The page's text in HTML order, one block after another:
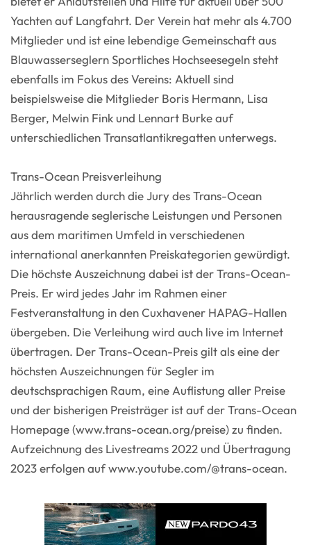
Yachten auf Langfahrt. Der Verein hat mehr als 4.700
Mitglieder und ist eine lebendige Gemeinschaft aus
Blauwasserseglern Sportliches Hochseesegeln steht
ebenfalls im Fokus des Vereins: Aktuell sind
beispielsweise die Mitglieder Boris Hermann, Lisa
Berger, Melwin Fink und Lennart Burke auf
unterschiedlichen Transatlantikregatten unterwegs.
Trans-Ocean Preisverleihung
Jährlich werden durch die Jury des Trans-Ocean
herausragende seglerische Leistungen und Personen
aus dem maritimen Umfeld in verschiedenen
international anerkannten Preiskategorien gewürdigt.
Die höchste Auszeichnung dabei ist der Trans-Ocean-
Preis. Er wird jedes Jahr im Rahmen einer
Festveranstaltung in den Cuxhavener HAPAG-Hallen
übergeben. Die Verleihung wird auch live im Internet
übertragen. Der Trans-Ocean-Preis gilt als eine der
höchsten Auszeichnungen für Segler im
deutschsprachigen Raum, eine Auflistung aller Preise
und der bisherigen Preisträger ist auf der Trans-Ocean
Homepage (www.trans-ocean.org/preise) zu finden.
Aufzeichnung des Livestreams 2022 und Übertragung
2023 erfolgen auf www.youtube.com/@trans-ocean.